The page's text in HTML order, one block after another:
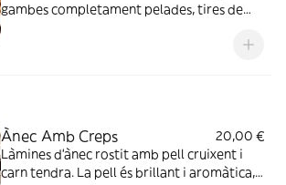
gambes completament pelades, tires de
Ànec Amb Creps
20,00 €
Làmines d'ànec rostit amb pell cruixent i
carn tendra. La pell és brillant i aromàtica,